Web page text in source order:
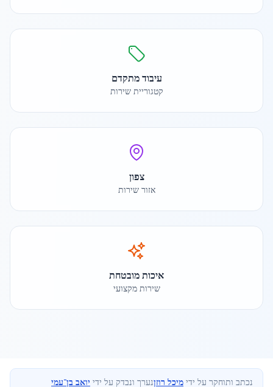
עיבוד מתקדם
קטגוריית שירות
צפון
אזור שירות
איכות מובטחת
שירות מקצועי
נכתב ותוחקר על ידי מיכל רוזןנערך ונבדק על ידי יואב בן־עמי